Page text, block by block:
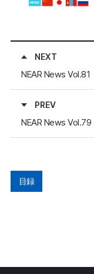
NEXT
NEAR News Vol.81
PREV
NEAR News Vol.79
目録